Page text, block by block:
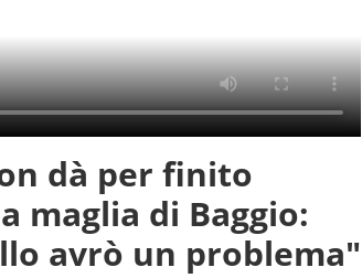
dà per finito
maglia di Baggio:
avrò un problema"